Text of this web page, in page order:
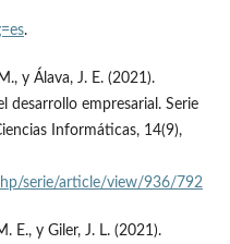
.
y Álava, J. E. (2021).
desarrollo empresarial. Serie
Informáticas, 14(9),
serie/article/view/936/792
E., y Giler, J. L. (2021).